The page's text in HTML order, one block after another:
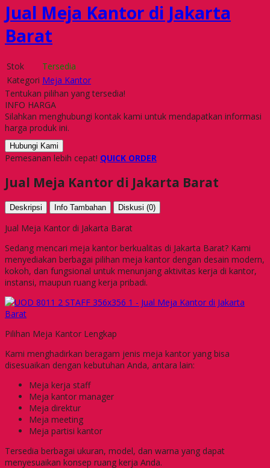
Jual Meja Kantor di Jakarta
Barat
Stok
Tersedia
Kategori Meja Kantor
Tentukan pilihan yang tersedia!
INFO HARGA
Silahkan menghubungi kontak kami untuk mendapatkan informasi
harga produk ini.
Hubungi Kami
Pemesanan lebih cepat! QUICK ORDER
Jual Meja Kantor di Jakarta Barat
Deskripsi Info Tambahan Diskusi (0)
Jual Meja Kantor di Jakarta Barat
Sedang mencari meja kantor berkualitas di Jakarta Barat? Kami
menyediakan berbagai pilihan meja kantor dengan desain modern,
kokoh, dan fungsional untuk menunjang aktivitas kerja di kantor,
instansi, maupun ruang kerja pribadi.
Pilihan Meja Kantor Lengkap
Kami menghadirkan beragam jenis meja kantor yang bisa
disesuaikan dengan kebutuhan Anda, antara lain:
Meja kerja staff
Meja kantor manager
Meja direktur
Meja meeting
Meja partisi kantor
Tersedia berbagai ukuran, model, dan warna yang dapat
menyesuaikan konsep ruang kerja Anda.